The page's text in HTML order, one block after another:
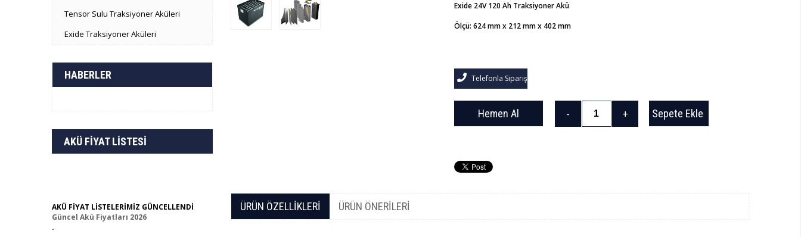
Tensor Sulu Traksiyoner Aküleri
Exide Traksiyoner Aküleri
HABERLER
AKÜ FIYAT LISTESI
AKÜ FİYAT LİSTELERİMİZ GÜNCELLENDİ
Güncel Akü Fiyatları 2026
.
Exide 24V 120 Ah Traksiyoner Akü
Ölçü: 624 mm x 212 mm x 402 mm
Telefonla Sipariş
ÜRÜN ÖZELLIKLERI ÜRÜN ÖNERILERI